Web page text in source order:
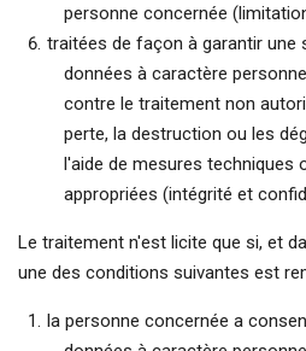
personne concernée
traitées de façon à garantir une
données à caractère
contre le traitement non
perte, la destruction ou les
l'aide de mesures techniques
appropriées (intégrité et
Le traitement n'est licite que si, et
une des conditions suivantes est
la personne concernée a